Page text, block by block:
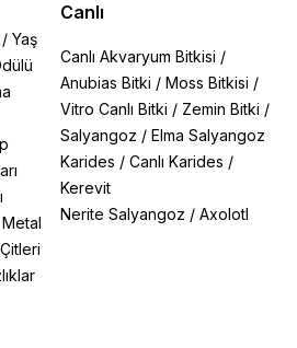
/ Yaş
Metal
Canlı
Canlı Akvaryum Bitkisi /
Anubias Bitki / Moss Bitkisi /
Vitro Canlı Bitki / Zemin Bitki /
Salyangoz / Elma Salyangoz
Karides / Canlı Karides /
Kerevit
Nerite Salyangoz / Axolotl